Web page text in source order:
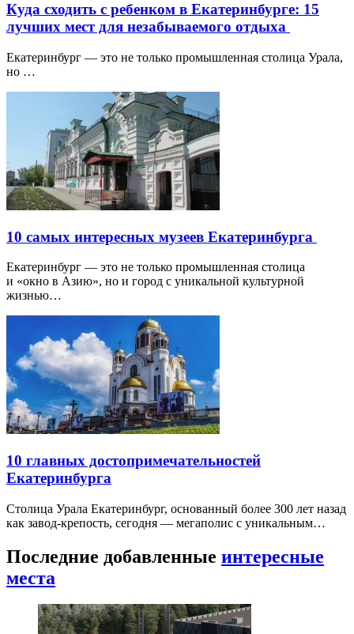
Куда сходить с ребенком в Екатеринбурге: 15
лучших мест для незабываемого отдыха
Екатеринбург — это не только промышленная столица Урала,
но …
10 самых интересных музеев Екатеринбурга
Екатеринбург — это не только промышленная столица
и «окно в Азию», но и город с уникальной культурной
жизнью…
10 главных достопримечательностей
Екатеринбурга
Столица Урала Екатеринбург, основанный более 300 лет назад
как завод-крепость, сегодня — мегаполис с уникальным…
Последние добавленные интересные
места